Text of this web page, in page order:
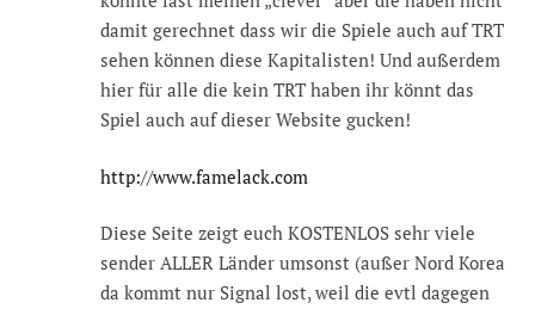
damit gerechnet dass wir die Spiele auch auf TRT
sehen können diese Kapitalisten! Und außerdem
hier für alle die kein TRT haben ihr könnt das
Spiel auch auf dieser Website gucken!
http://www.famelack.com
Diese Seite zeigt euch KOSTENLOS sehr viele
sender ALLER Länder umsonst (außer Nord Korea
da kommt nur Signal lost, weil die evtl dagegen